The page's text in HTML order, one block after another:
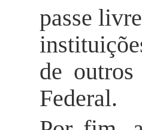
passe
de
Federal.